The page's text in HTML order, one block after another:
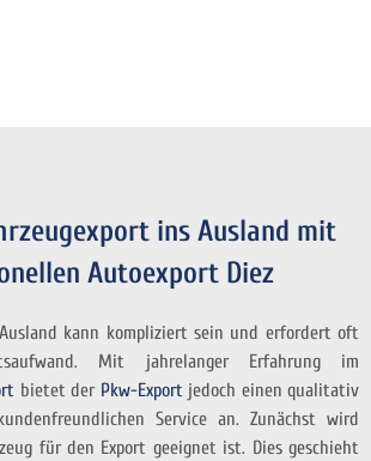
ins Ausland mit
Autoexport Diez
kann kompliziert sein und erfordert oft
Mit jahrelanger Erfahrung im
bietet der Pkw-Exportjedoch einen qualitativ
Service an. Zunächst wird
für den Export geeignet ist. Dies geschieht